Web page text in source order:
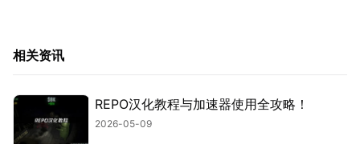
相关资讯
REPO汉化教程与加速器使用全攻略！
2026-05-09